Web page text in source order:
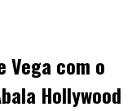
Vega com o
Hollywood